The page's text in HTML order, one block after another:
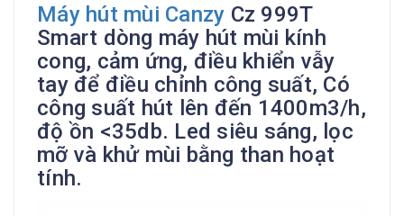
Máy hút mùi Canzy Cz 999T
Smart dòng máy hút mùi kính
cong, cảm ứng, điều khiển vẫy
tay để điều chỉnh công suất, Có
công suất hút lên đến 1400m3/h,
độ ồn <35db. Led siêu sáng, lọc
mỡ và khử mùi bằng than hoạt
tính.